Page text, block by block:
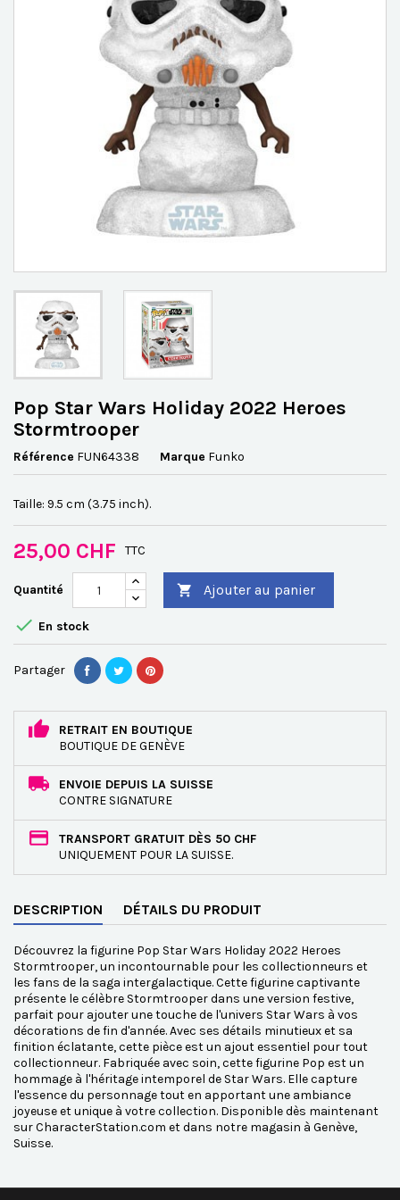
Pop Star Wars Holiday 2022 Heroes
Stormtrooper
Référence FUN64338 Marque Funko
Taille: 9.5 cm (3.75 inch).
25,00 CHF TTC
Quantité  Ajouter au panier
 En stock
Partager
RETRAIT EN BOUTIQUE
BOUTIQUE DE GENÈVE
ENVOIE DEPUIS LA SUISSE
CONTRE SIGNATURE
TRANSPORT GRATUIT DÈS 50 CHF
UNIQUEMENT POUR LA SUISSE.
DESCRIPTION DÉTAILS DU PRODUIT
Découvrez la figurine Pop Star Wars Holiday 2022 Heroes
Stormtrooper, un incontournable pour les collectionneurs et
les fans de la saga intergalactique. Cette figurine captivante
présente le célèbre Stormtrooper dans une version festive,
parfait pour ajouter une touche de l'univers Star Wars à vos
décorations de fin d'année. Avec ses détails minutieux et sa
finition éclatante, cette pièce est un ajout essentiel pour tout
collectionneur. Fabriquée avec soin, cette figurine Pop est un
hommage à l'héritage intemporel de Star Wars. Elle capture
l'essence du personnage tout en apportant une ambiance
joyeuse et unique à votre collection. Disponible dès maintenant
sur CharacterStation.com et dans notre magasin à Genève,
Suisse.